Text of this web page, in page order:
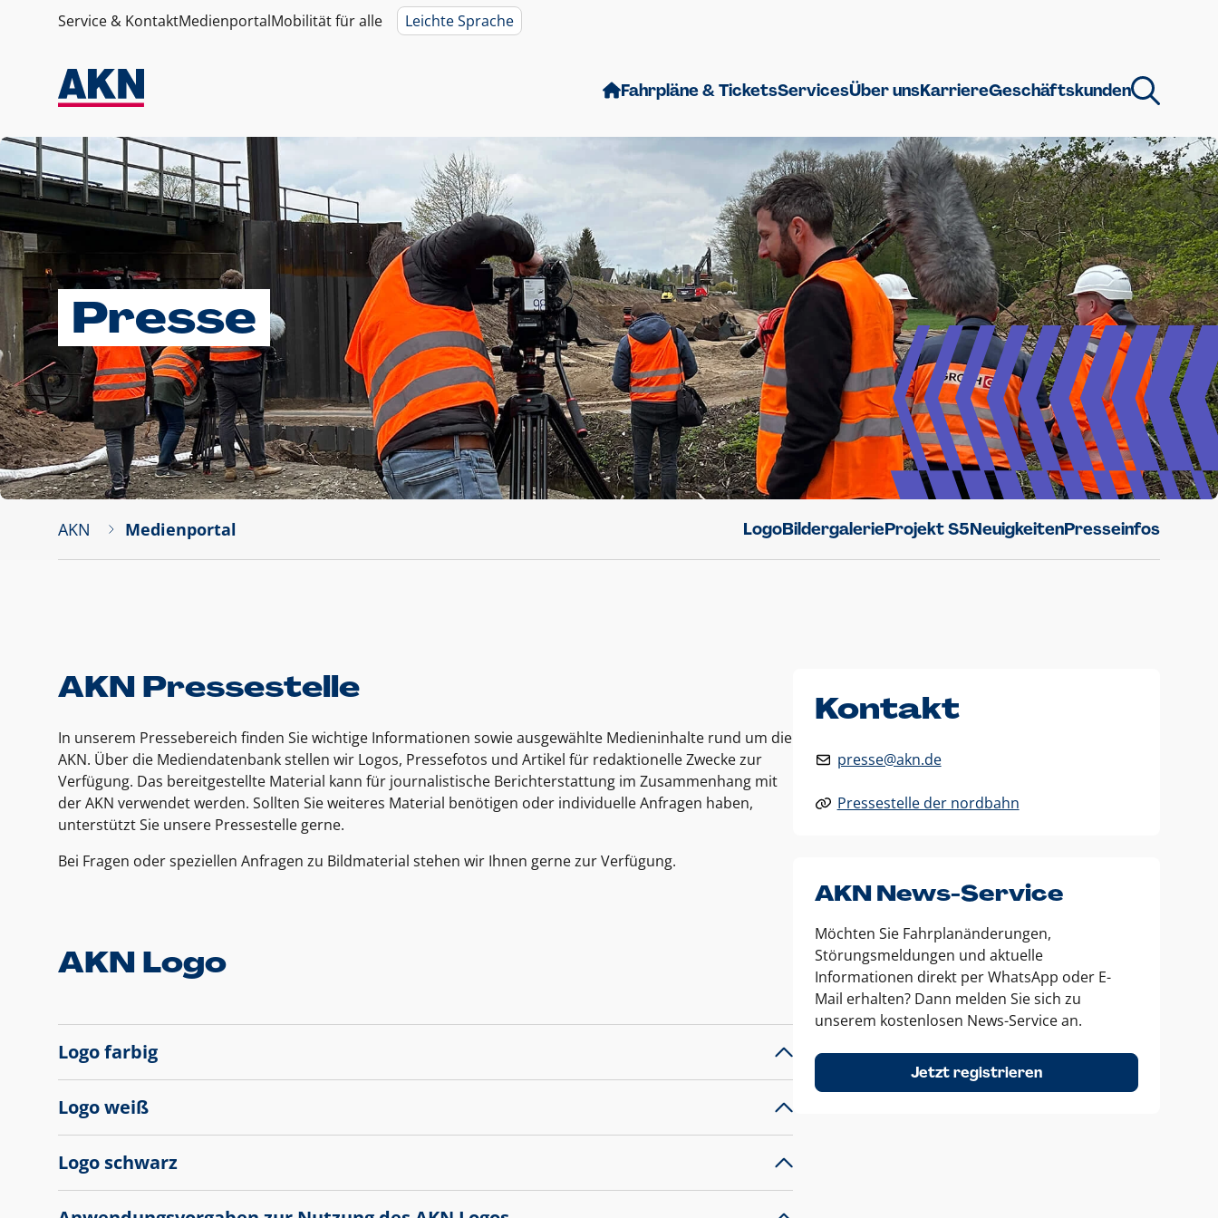
Service & KontaktMedienportalMobilität für alle Leichte Sprache
Fahrpläne & TicketsServicesÜber unsKarriereGeschäftskunden
Presse
AKN Medienportal LogoBildergalerieProjekt S5NeuigkeitenPresseinfos
AKN Pressestelle
In unserem Pressebereich finden Sie wichtige Informationen sowie ausgewählte Medieninhalte rund um die
AKN. Über die Mediendatenbank stellen wir Logos, Pressefotos und Artikel für redaktionelle Zwecke zur
Verfügung. Das bereitgestellte Material kann für journalistische Berichterstattung im Zusammenhang mit
der AKN verwendet werden. Sollten Sie weiteres Material benötigen oder individuelle Anfragen haben,
unterstützt Sie unsere Pressestelle gerne.
Bei Fragen oder speziellen Anfragen zu Bildmaterial stehen wir Ihnen gerne zur Verfügung.
AKN Logo
Logo farbig
Logo weiß
Logo schwarz
Kontakt
presse@akn.de
Pressestelle der nordbahn
AKN News-Service
Möchten Sie Fahrplanänderungen,
Störungsmeldungen und aktuelle
Informationen direkt per WhatsApp oder E-
Mail erhalten? Dann melden Sie sich zu
unserem kostenlosen News-Service an.
Jetzt registrieren